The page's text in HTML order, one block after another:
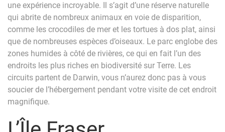
une expérience incroyable. Il s’agit d’une réserve naturelle
qui abrite de nombreux animaux en voie de disparition,
comme les crocodiles de mer et les tortues à dos plat, ainsi
que de nombreuses espèces d’oiseaux. Le parc englobe des
zones humides à côté de rivières, ce qui en fait l’un des
endroits les plus riches en biodiversité sur Terre. Les
circuits partent de Darwin, vous n’aurez donc pas à vous
soucier de l’hébergement pendant votre visite de cet endroit
magnifique.